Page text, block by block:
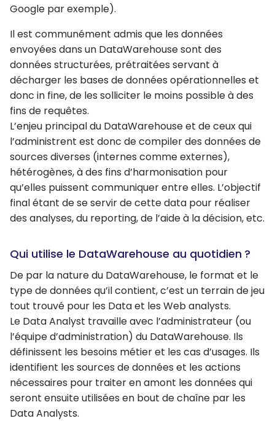
Google par exemple).
Il est communément admis que les données
envoyées dans un DataWarehouse sont des
données structurées, prétraitées servant à
décharger les bases de données opérationnelles et
donc in fine, de les solliciter le moins possible à des
fins de requêtes.
L’enjeu principal du DataWarehouse et de ceux qui
l’administrent est donc de compiler des données de
sources diverses (internes comme externes),
hétérogènes, à des fins d’harmonisation pour
qu’elles puissent communiquer entre elles. L’objectif
final étant de se servir de cette data pour réaliser
des analyses, du reporting, de l’aide à la décision, etc.
Qui utilise le DataWarehouse au quotidien ?
De par la nature du DataWarehouse, le format et le
type de données qu’il contient, c’est un terrain de jeu
tout trouvé pour les Data et les Web analysts.
Le Data Analyst travaille avec l’administrateur (ou
l’équipe d’administration) du DataWarehouse. Ils
définissent les besoins métier et les cas d’usages. Ils
identifient les sources de données et les actions
nécessaires pour traiter en amont les données qui
seront ensuite utilisées en bout de chaîne par les
Data Analysts.